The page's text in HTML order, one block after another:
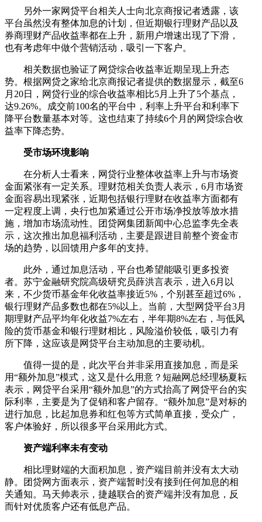
另外一家网贷平台相关人士向北京商报记者透露，该
平台虽然没有整体加息的计划，但近期银行理财产品以及
券商理财产品收益率都在上升，新用户增速出现了下滑，
也有考虑年中做个营销活动，吸引一下客户。
相关数据也验证了网贷综合收益率近期呈现上升态
势。根据网贷之家给北京商报记者提供的数据显示，截至6
月20日，网贷行业的综合收益率相比5月上升了5个基点，
达9.26%。成交前100名的平台中，利率上升平台和利率下
降平台数量基本对等。这也结束了持续6个月的网贷综合收
益率下降态势。
受市场环境影响
在分析人士看来，网贷行业整体收益率上升与市场资
金面紧张有一定关系。理财范相关负责人表示，6月市场资
金面容易出现紧张，近期包括银行理财在收益率方面都有
一定程度上调，央行也加紧通过公开市场净投放等放水措
施，增加市场流动性。团贷网集团新闻中心总监李先全表
示，这次推出加息福利活动，主要是跟进目前整个资金市
场的趋势，以回馈用户多年的支持。
此外，通过加息活动，平台也希望能吸引更多投资
者。苏宁金融研究院高级研究员薛洪言表示，进入6月以
来，不少货币基金年化收益率接近5%，个别甚至超过6%，
银行理财产品多数也都在5%以上。当前，大型网贷平台3月
期理财产品平均年化收益7%左右，半年期8%左右，与低风
险的货币基金和银行理财相比，风险溢价较低，吸引力有
所下降，这应该是网贷平台主动加息的主要动机。
值得一提的是，此次平台并非采用直接加息，而是采
用“额外加息”模式，这又是什么用意？短融网总经理杨夏耘
表示，网贷平台采用“额外加息”的方式抬高了网贷平台的实
际利率，主要是为了促销和客户留存。“额外加息”是对标的
进行加息，比起加息券和红包等方式简单直接，受众广，
客户体验好，所以很多平台采用此方式。
资产端利率未有变动
相比理财端的大面积加息，资产端目前并没有太大动
静。团贷网方面表示，资产端暂时没有接到任何加息的相
关通知。马天帅表示，捷越联合的资产端并没有加息，反
而针对优质客户还有低息产品。